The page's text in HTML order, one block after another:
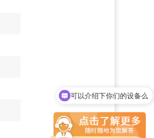
可以介绍下你们的设备么